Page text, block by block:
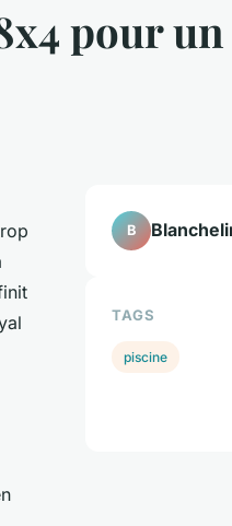
pour un
B
TAGS
piscine